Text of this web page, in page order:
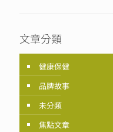
文章分類
健康保健
品牌故事
未分類
焦點文章